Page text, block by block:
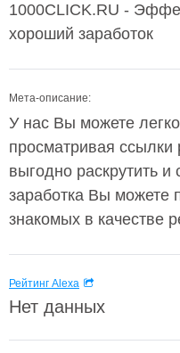
1000CLICK.RU -
хороший заработок
Мета-описание:
У нас Вы можете
просматривая ссылки
выгодно раскрутить
заработка Вы можете
знакомых в качестве
Рейтинг Alexa
Нет данных